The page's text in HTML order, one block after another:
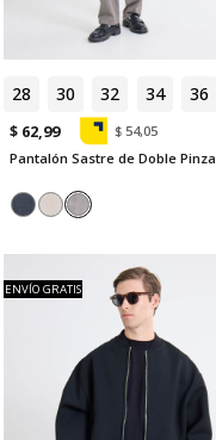
28 30 32 34 36
$ 62,99
$ 54,05
Pantalón Sastre de Doble Pinza
ENVÍO GRATIS